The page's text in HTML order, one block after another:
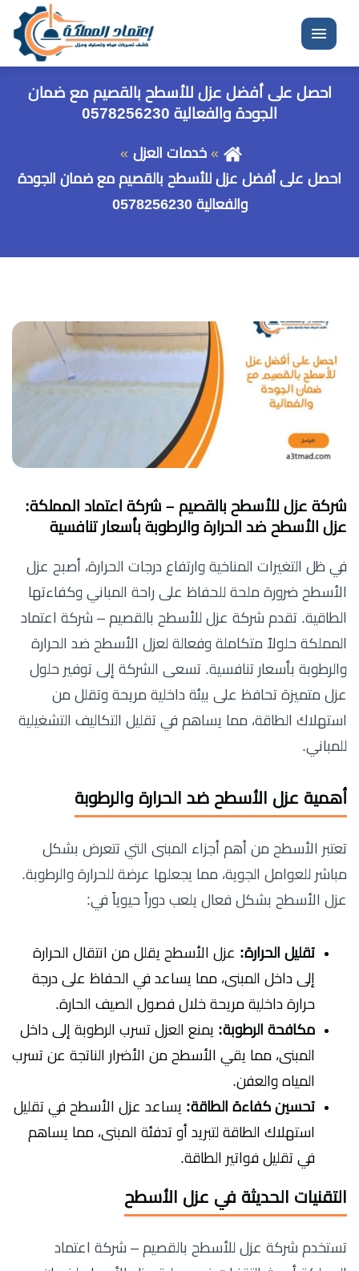
القائمة
احصل على أفضل عزل للأسطح بالقصيم مع ضمان
الجودة والفعالية 0578256230
خدمات العزل
احصل على أفضل عزل للأسطح بالقصيم مع ضمان الجودة
والفعالية 0578256230
شركة عزل للأسطح بالقصيم – شركة اعتماد المملكة:
عزل الأسطح ضد الحرارة والرطوبة بأسعار تنافسية
في ظل التغيرات المناخية وارتفاع درجات الحرارة، أصبح عزل
الأسطح ضرورة ملحة للحفاظ على راحة المباني وكفاءتها
الطاقية. تقدم شركة عزل للأسطح بالقصيم – شركة اعتماد
المملكة حلولاً متكاملة وفعالة لعزل الأسطح ضد الحرارة
والرطوبة بأسعار تنافسية. تسعى الشركة إلى توفير حلول
عزل متميزة تحافظ على بيئة داخلية مريحة وتقلل من
استهلاك الطاقة، مما يساهم في تقليل التكاليف التشغيلية
للمباني.
أهمية عزل الأسطح ضد الحرارة والرطوبة
تعتبر الأسطح من أهم أجزاء المبنى التي تتعرض بشكل
مباشر للعوامل الجوية، مما يجعلها عرضة للحرارة والرطوبة.
عزل الأسطح بشكل فعال يلعب دوراً حيوياً في:
تقليل الحرارة: عزل الأسطح يقلل من انتقال الحرارة
إلى داخل المبنى، مما يساعد في الحفاظ على درجة
حرارة داخلية مريحة خلال فصول الصيف الحارة.
مكافحة الرطوبة: يمنع العزل تسرب الرطوبة إلى داخل
المبنى، مما يقي الأسطح من الأضرار الناتجة عن تسرب
المياه والعفن.
تحسين كفاءة الطاقة: يساعد عزل الأسطح في تقليل
استهلاك الطاقة لتبريد أو تدفئة المبنى، مما يساهم
في تقليل فواتير الطاقة.
التقنيات الحديثة في عزل الأسطح
تستخدم شركة عزل للأسطح بالقصيم – شركة اعتماد